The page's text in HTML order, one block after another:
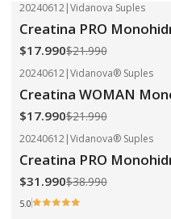
-18% OFF
20240612|Vidanova Suples
Creatina PRO
$17.990$21.990
-18% OFF
20240612|Vidanova® Suples
Creatina WOMAN
$17.990$21.990
-18% OFF
20240612|Vidanova® Suples
Creatina PRO
$31.990$38.990
5.0